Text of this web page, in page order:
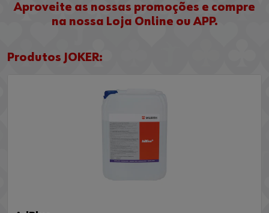
Aproveite as nossas promoções e compre
na nossa Loja Online ou APP.
Produtos JOKER: